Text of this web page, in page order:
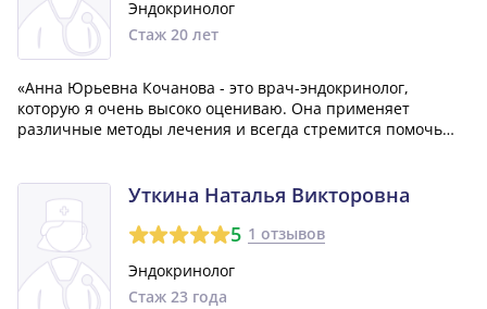
Эндокринолог
Стаж 20 лет
«Анна Юрьевна Кочанова - это врач-эндокринолог,
которую я очень высоко оцениваю. Она применяет
различные методы лечения и всегда стремится помочь
Уткина Наталья Викторовна
5 1 отзывов
Эндокринолог
Стаж 23 года